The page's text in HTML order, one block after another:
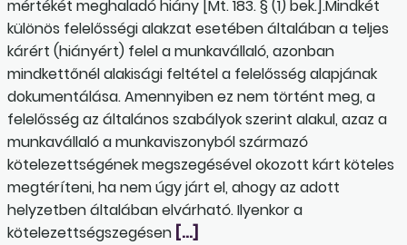
mértékét meghaladó hiány [Mt. 183. § (1) bek.].Mindkét
különös felelősségi alakzat esetében általában a teljes
kárért (hiányért) felel a munkavállaló, azonban
mindkettőnél alakisági feltétel a felelősség alapjának
dokumentálása. Amennyiben ez nem történt meg, a
felelősség az általános szabályok szerint alakul, azaz a
munkavállaló a munkaviszonyból származó
kötelezettségének megszegésével okozott kárt köteles
megtéríteni, ha nem úgy járt el, ahogy az adott
helyzetben általában elvárható. Ilyenkor a
kötelezettségszegésen […]